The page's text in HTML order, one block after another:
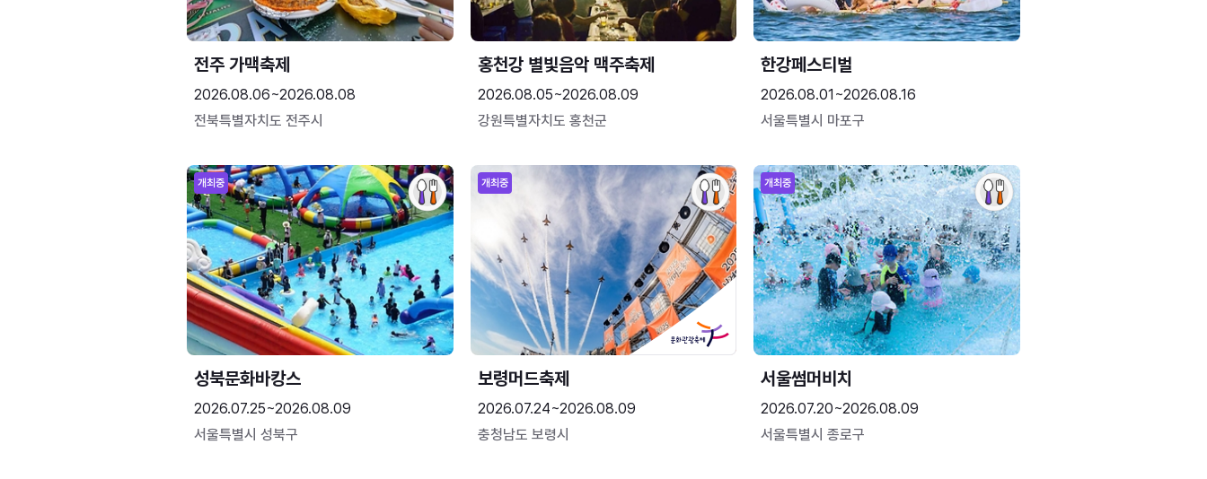
전주 가맥축제
2026.08.06~2026.08.08
전북특별자치도 전주시
홍천강 별빛음악 맥주축제
2026.08.05~2026.08.09
강원특별자치도 홍천군
한강페스티벌
2026.08.01~2026.08.16
서울특별시 마포구
개최중
성북문화바캉스
2026.07.25~2026.08.09
서울특별시 성북구
개최중
보령머드축제
2026.07.24~2026.08.09
충청남도 보령시
개최중
서울썸머비치
2026.07.20~2026.08.09
서울특별시 종로구